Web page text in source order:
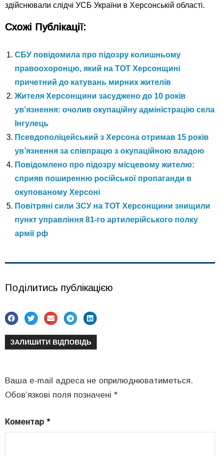
здійснювали слідчі УСБ України в Херсонській області.
Схожі Публікації:
СБУ повідомила про підозру колишньому
правоохоронцю, який на ТОТ Херсонщині
причетний до катувань мирних жителів
Жителя Херсонщини засуджено до 10 років
ув’язнення: очолив окупаційну адміністрацію села
Інгулець
Псевдополіцейський з Херсона отримав 15 років
ув’язнення за співпрацю з окупаційною владою
Повідомлено про підозру місцевому жителю:
сприяв поширенню російської пропаганди в
окупованому Херсоні
Повітряні сили ЗСУ на ТОТ Херсонщини знищили
пункт управління 81-го артилерійського полку
армії рф
Поділитись публікацією
ЗАЛИШИТИ ВІДПОВІДЬ
Ваша e-mail адреса не оприлюднюватиметься.
Обов’язкові поля позначені *
Коментар *